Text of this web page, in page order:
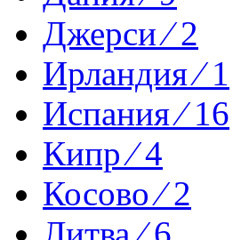
Джерси ⁄ 2
Ирландия ⁄ 1
Испания ⁄ 16
Кипр ⁄ 4
Косово ⁄ 2